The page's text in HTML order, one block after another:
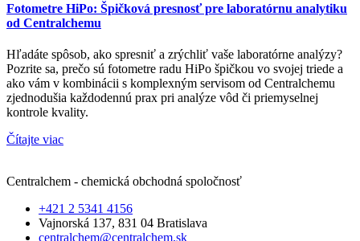
Fotometre HiPo: Špičková presnosť pre laboratórnu analytiku
od Centralchemu
Hľadáte spôsob, ako spresniť a zrýchliť vaše laboratórne analýzy?
Pozrite sa, prečo sú fotometre radu HiPo špičkou vo svojej triede a
ako vám v kombinácii s komplexným servisom od Centralchemu
zjednodušia každodennú prax pri analýze vôd či priemyselnej
kontrole kvality.
Čítajte viac
Centralchem - chemická obchodná spoločnosť
+421 2 5341 4156
Vajnorská 137, 831 04 Bratislava
centralchem@centralchem.sk